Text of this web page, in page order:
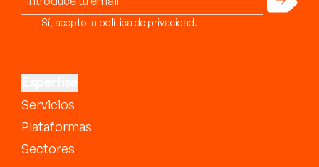
Sí, acepto la política de privacidad.
Enviar
Servicios
Plataformas
Sectores